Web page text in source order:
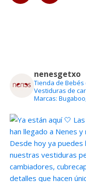
nenesgetxo
Tienda de Bebés
Vestiduras de
Marcas: